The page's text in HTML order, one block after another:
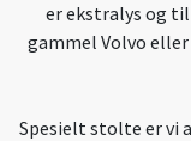
er ekstralys og
gammel Volvo
Spesielt stolte er vi